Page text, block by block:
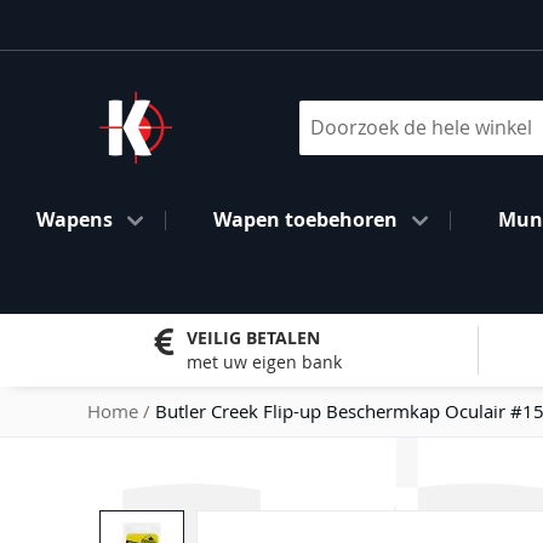
naar
inhoud
Wapens Wapen toebehoren
VEILIG BETALEN
met uw eigen bank
Home Butler Creek Flip-up Beschermkap Oculair #15